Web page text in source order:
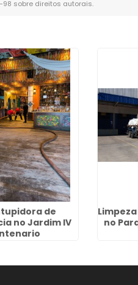
98 sobre direitos autorais.
de
no Jardim IV
no